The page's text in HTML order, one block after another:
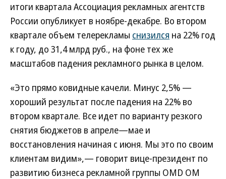
итоги квартала Ассоциация рекламных агентств
России опубликует в ноябре-декабре. Во втором
квартале объем телерекламы снизился на 22% год
к году, до 31,4 млрд руб., на фоне тех же
масштабов падения рекламного рынка в целом.
«Это прямо ковидные качели. Минус 2,5% —
хороший результат после падения на 22% во
втором квартале. Все идет по варианту резкого
снятия бюджетов в апреле—мае и
восстановления начиная с июня. Мы это по своим
клиентам видим»,— говорит вице-президент по
развитию бизнеса рекламной группы OMD OM